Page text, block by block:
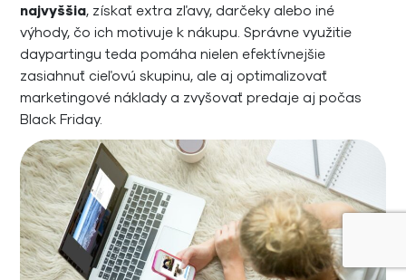
najvyššia, získať extra zľavy, darčeky alebo iné
výhody, čo ich motivuje k nákupu. Správne využitie
daypartingu teda pomáha nielen efektívnejšie
zasiahnuť cieľovú skupinu, ale aj optimalizovať
marketingové náklady a zvyšovať predaje aj počas
Black Friday.